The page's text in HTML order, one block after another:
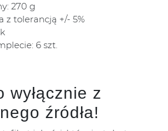
270 g
z tolerancją +/- 5%
6 szt.
wyłącznie z
źródła!